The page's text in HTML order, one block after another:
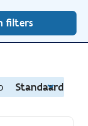
filters
Standaard